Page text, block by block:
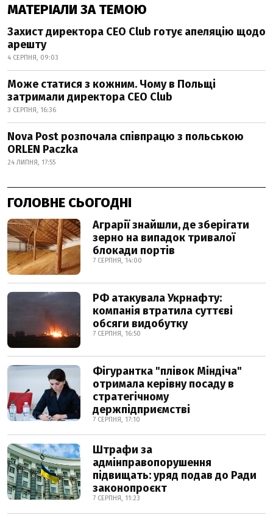
МАТЕРІАЛИ ЗА ТЕМОЮ
Захист директора CEO Club готує апеляцію щодо
арешту
4 СЕРПНЯ, 09:03
Може статися з кожним. Чому в Польщі
затримали директора CEO Club
3 СЕРПНЯ, 16:36
Nova Post розпочала співпрацю з польською
ORLEN Paczka
24 ЛИПНЯ, 17:55
ГОЛОВНЕ СЬОГОДНІ
Аграрії знайшли, де зберігати
зерно на випадок тривалої
блокади портів
7 СЕРПНЯ, 14:00
РФ атакувала Укрнафту:
компанія втратила суттєві
обсяги видобутку
7 СЕРПНЯ, 16:50
Фігурантка "плівок Міндіча"
отримала керівну посаду в
стратегічному
держпідприємстві
7 СЕРПНЯ, 17:10
Штрафи за
адмінправопорушення
підвищать: уряд подав до Ради
законопроєкт
7 СЕРПНЯ, 11:23